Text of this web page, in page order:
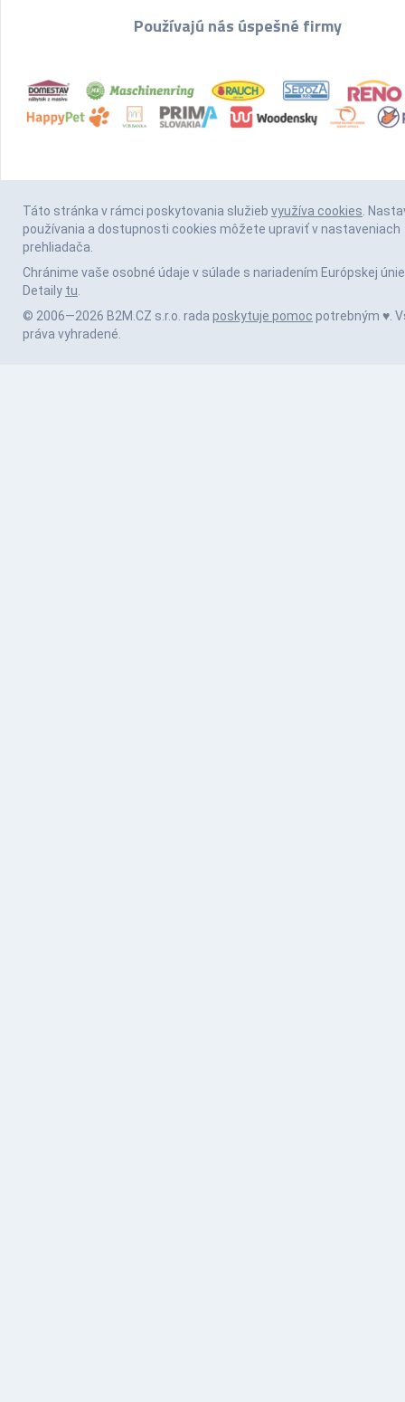
Používajú nás úspešné firmy
Táto stránka v rámci poskytovania služieb využíva cookies.
používania a dostupnosti cookies môžete upraviť v nastaveniach
prehliadača.
Chránime vaše osobné údaje v súlade s nariadením Európskej únie
Detaily tu.
© 2006—2026 B2M.CZ s.r.o. rada poskytuje pomoc potrebným ♥️.
práva vyhradené.